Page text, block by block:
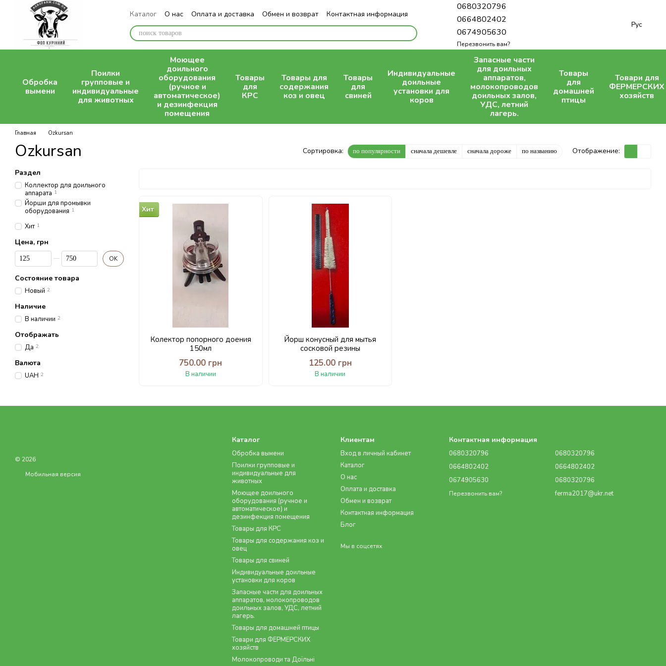
Перейти к основному контенту
Каталог О нас Оплата и доставка Обмен и возврат
Контактная информация
Блог
0680320796
0664802402
0674905630
Перезвонить вам?
Рус
Обробка
вымени
Поилки
групповые и
индивидуальные
для животных
Моющее
доильного
оборудования
(ручное и
автоматическое)
и дезинфекция
помещения
Товары
для
КРС
Товары для
содержания
коз и овец
Товары
для
свиней
Индивидуальные
доильные
установки для
коров
Запасные части
для доильных
аппаратов,
молокопроводов
доильных залов,
УДС, летний
лагерь.
Товары
для
домашней
птицы
Товари для
ФЕРМЕРСКИХ
хозяйств
Главная Ozkursan
Ozkursan Сортировка: по популярности сначала дешевле сначала дороже по названию Отображение:
Хит
Колектор попорного доения
150мл
750.00 грн
В наличии
Йорш конусный для мытья
сосковой резины
125.00 грн
В наличии
Раздел
Коллектор для доильного
аппарата 1
Йорши для промывки
оборудования 1
Хит 1
Цена, грн
От Цена, грн
До Цена, грн OK
Состояние товара
Новый 2
Наличие
В наличии 2
Отображать
Да 2
Валюта
UAH 2
© 2026
Мобильная версия
Каталог
Обробка вымени
Поилки групповые и
индивидуальные для
животных
Моющее доильного
оборудования (ручное и
автоматическое) и
дезинфекция помещения
Товары для КРС
Товары для содержания коз и
овец
Товары для свиней
Индивидуальные доильные
установки для коров
Запасные части для доильных
аппаратов, молокопроводов
доильных залов, УДС, летний
лагерь.
Товары для домашней птицы
Товари для ФЕРМЕРСКИХ
хозяйств
Молокопроводи та Доїльні
Клиентам
Вход в личный кабинет
Каталог
О нас
Оплата и доставка
Обмен и возврат
Контактная информация
Блог
Мы в соцсетях
Контактная информация
0680320796
0664802402
0674905630
Перезвонить вам?
0680320796
0664802402
0680320796
ferma2017@ukr.net